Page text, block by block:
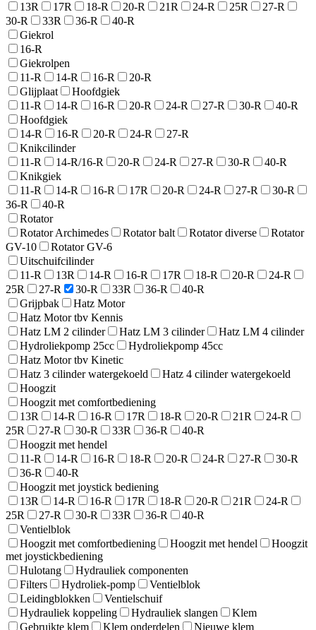
13R
17R 18-R 20-R 21R 24-R 25R
27-R
30-R
33R 36-R
40-R
Giekrol
16-R
Giekrolpen
11-R
14-R 16-R
20-R
Glijplaat
Hoofdgiek
11-R
14-R 16-R 20-R 24-R 27-R 30-R
40-R
Hoofdgiek
14-R
16-R 20-R 24-R
27-R
Knikcilinder
11-R
14-R/16-R 20-R 24-R 27-R 30-R
40-R
Knikgiek
11-R
14-R 16-R 17R 20-R 24-R 27-R
30-R
36-R
40-R
Rotator
Rotator Archimedes
Rotator balt Rotator diverse
Rotator
GV-10
Rotator GV-6
Uitschuifcilinder
11-R
13R 14-R 16-R 17R 18-R 20-R
24-R
25R
27-R 30-R 33R 36-R
40-R
Grijpbak
Hatz Motor
Hatz Motor tbv Kennis
Hatz LM 2 cilinder
Hatz LM 3 cilinder
Hatz LM 4 cilinder
Hydroliekpomp 25cc
Hydroliekpomp 45cc
Hatz Motor tbv Kinetic
Hatz 3 cilinder watergekoeld
Hatz 4 cilinder watergekoeld
Hoogzit
Hoogzit met comfortbediening
13R
14-R 16-R 17R 18-R 20-R 21R
24-R
25R
27-R 30-R 33R 36-R
40-R
Hoogzit met hendel
11-R
14-R 16-R 18-R 20-R 24-R 27-R
30-R
36-R
40-R
Hoogzit met joystick bediening
13R
14-R 16-R 17R 18-R 20-R 21R
24-R
25R
27-R 30-R 33R 36-R
40-R
Ventielblok
Hoogzit met comfortbediening
Hoogzit met hendel
Hoogzit
met joystickbediening
Hulotang
Hydrauliek componenten
Filters
Hydroliek-pomp
Ventielblok
Leidingblokken
Ventielschuif
Hydrauliek koppeling
Hydrauliek slangen
Klem
Gebruikte klem
Klem onderdelen Nieuwe klem